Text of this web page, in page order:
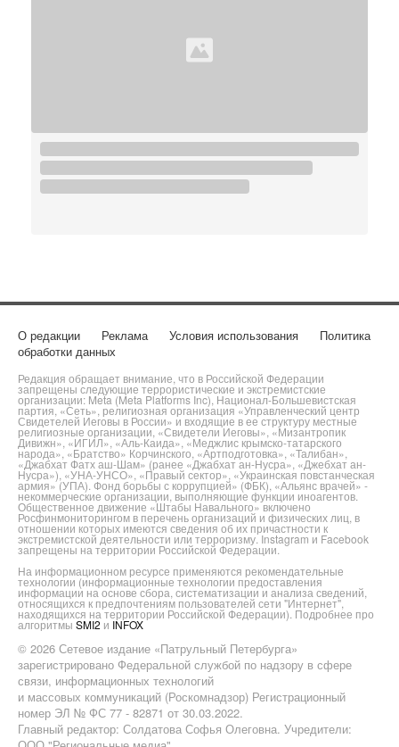
О редакции Реклама Условия использования
Политика
обработки данных
Редакция обращает внимание, что в Российской Федерации
запрещены следующие террористические и экстремистские
организации: Meta (Meta Platforms Inc), Национал-Большевистская
партия, «Сеть», религиозная организация «Управленческий центр
Свидетелей Иеговы в России» и входящие в ее структуру местные
религиозные организации, «Свидетели Иеговы», «Мизантропик
Дивижн», «ИГИЛ», «Аль-Каида», «Меджлис крымско-татарского
народа», «Братство» Корчинского, «Артподготовка», «Талибан»,
«Джабхат Фатх аш-Шам» (ранее «Джабхат ан-Нусра», «Джебхат ан-
Нусра»), «УНА-УНСО», «Правый сектор», «Украинская повстанческая
армия» (УПА). Фонд борьбы с коррупцией» (ФБК), «Альянс врачей» -
некоммерческие организации, выполняющие функции иноагентов.
Общественное движение «Штабы Навального» включено
Росфинмониторингом в перечень организаций и физических лиц, в
отношении которых имеются сведения об их причастности к
экстремистской деятельности или терроризму. Instagram и Facebook
запрещены на территории Российской Федерации.
На информационном ресурсе применяются рекомендательные
технологии (информационные технологии предоставления
информации на основе сбора, систематизации и анализа сведений,
относящихся к предпочтениям пользователей сети "Интернет",
находящихся на территории Российской Федерации). Подробнее про
алгоритмы SMI2 и INFOX
© 2026 Сетевое издание «Патрульный Петербурга»
зарегистрировано Федеральной службой по надзору в сфере
связи, информационных технологий
и массовых коммуникаций (Роскомнадзор) Регистрационный
номер ЭЛ № ФС 77 - 82871 от 30.03.2022.
Главный редактор: Солдатова Софья Олеговна. Учредители: